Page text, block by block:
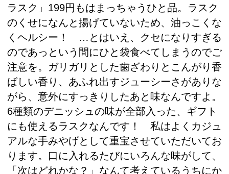
ラスク」199円もはまっちゃうひと品。ラスク
のくせになんと揚げていないため、油っこくな
くヘルシー！ …とはいえ、クセになりすぎる
のであっという間にひと袋食べてしまうのでご
注意を。ガリガリとした歯ざわりとこんがり香
ばしい香り、あふれ出すジューシーさがありな
がら、意外にすっきりしたあと味なんですよ。
6種類のデニッシュの味が全部入った、ギフト
にも使えるラスクなんです！ 私はよくカジュ
アルな手みやげとして重宝させていただいてお
ります。口に入れるたびにいろんな味がして、
「次はどれかな？」なんて考えているうちにか